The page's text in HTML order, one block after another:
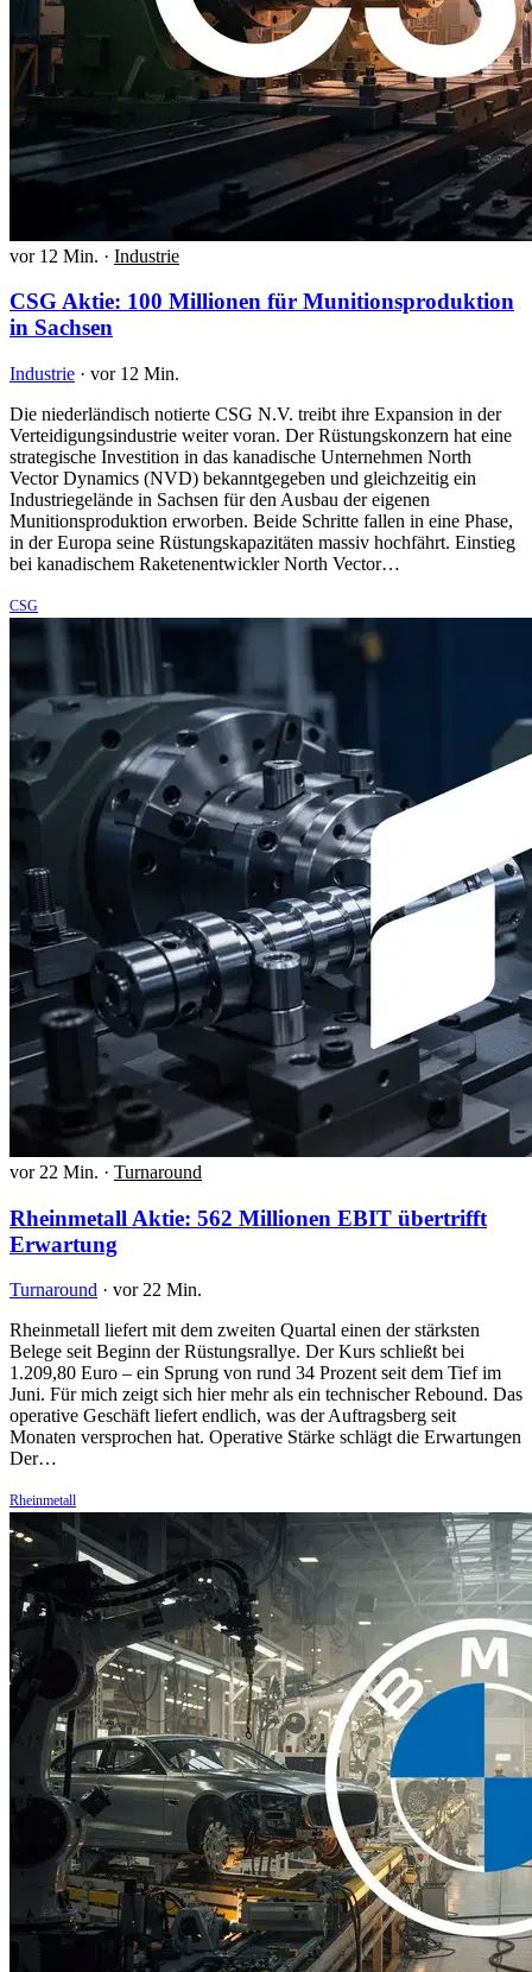
vor 12 Min. · Industrie
CSG Aktie: 100 Millionen für Munitionsproduktion
in Sachsen
Industrie · vor 12 Min.
Die niederländisch notierte CSG N.V. treibt ihre Expansion in der
Verteidigungsindustrie weiter voran. Der Rüstungskonzern hat eine
strategische Investition in das kanadische Unternehmen North
Vector Dynamics (NVD) bekanntgegeben und gleichzeitig ein
Industriegelände in Sachsen für den Ausbau der eigenen
Munitionsproduktion erworben. Beide Schritte fallen in eine Phase,
in der Europa seine Rüstungskapazitäten massiv hochfährt. Einstieg
bei kanadischem Raketenentwickler North Vector…
CSG
vor 22 Min. · Turnaround
Rheinmetall Aktie: 562 Millionen EBIT übertrifft
Erwartung
Turnaround · vor 22 Min.
Rheinmetall liefert mit dem zweiten Quartal einen der stärksten
Belege seit Beginn der Rüstungsrallye. Der Kurs schließt bei
1.209,80 Euro – ein Sprung von rund 34 Prozent seit dem Tief im
Juni. Für mich zeigt sich hier mehr als ein technischer Rebound. Das
operative Geschäft liefert endlich, was der Auftragsberg seit
Monaten versprochen hat. Operative Stärke schlägt die Erwartungen
Der…
Rheinmetall